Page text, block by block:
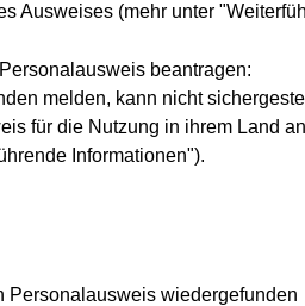
Ausweises (mehr unter
beantragen:
melden, kann nicht
für die Nutzung in ihrem Land
Informationen").
Personalausweis wiedergefunden